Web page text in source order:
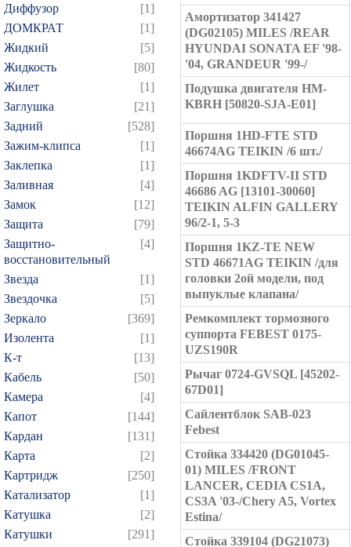
Диффузор
[1]
ДОМКРАТ
[1]
Жидкий
[5]
Жидкость
[80]
Жилет
[1]
Заглушка
[21]
Задний
[528]
Зажим-клипса
[1]
Заклепка
[1]
Заливная
[4]
Замок
[12]
Защита
[79]
Защитно-
восстановительный
[4]
Звезда
[1]
Звездочка
[5]
Зеркало
[369]
Изолента
[1]
К-т
[13]
Кабель
[50]
Камера
[4]
Капот
[144]
Кардан
[131]
Карта
[2]
Картридж
[250]
Катализатор
[1]
Катушка
[2]
Катушки
[291]
Амортизатор 341427
(DG02105) MILES /REAR
HYUNDAI SONATA EF '98-
'04, GRANDEUR '99-/
Подушка двигателя HM-
KBRH [50820-SJA-E01]
Поршня 1HD-FTE STD
46674AG TEIKIN /6 шт./
Поршня 1KDFTV-II STD
46686 AG [13101-30060]
TEIKIN ALFIN GALLERY
96/2-1, 5-3
Поршня 1KZ-TE NEW
STD 46671AG TEIKIN /для
головки 2ой модели, под
выпуклые клапана/
Ремкомплект тормозного
суппорта FEBEST 0175-
UZS190R
Рычаг 0724-GVSQL [45202-
67D01]
Сайлентблок SAB-023
Febest
Стойка 334420 (DG01045-
01) MILES /FRONT
LANCER, CEDIA CS1A,
CS3A '03-/Chery A5, Vortex
Estina/
Стойка 339104 (DG21073)